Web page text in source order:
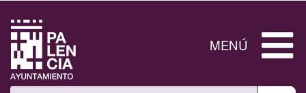
contenido
principal
MENÚ